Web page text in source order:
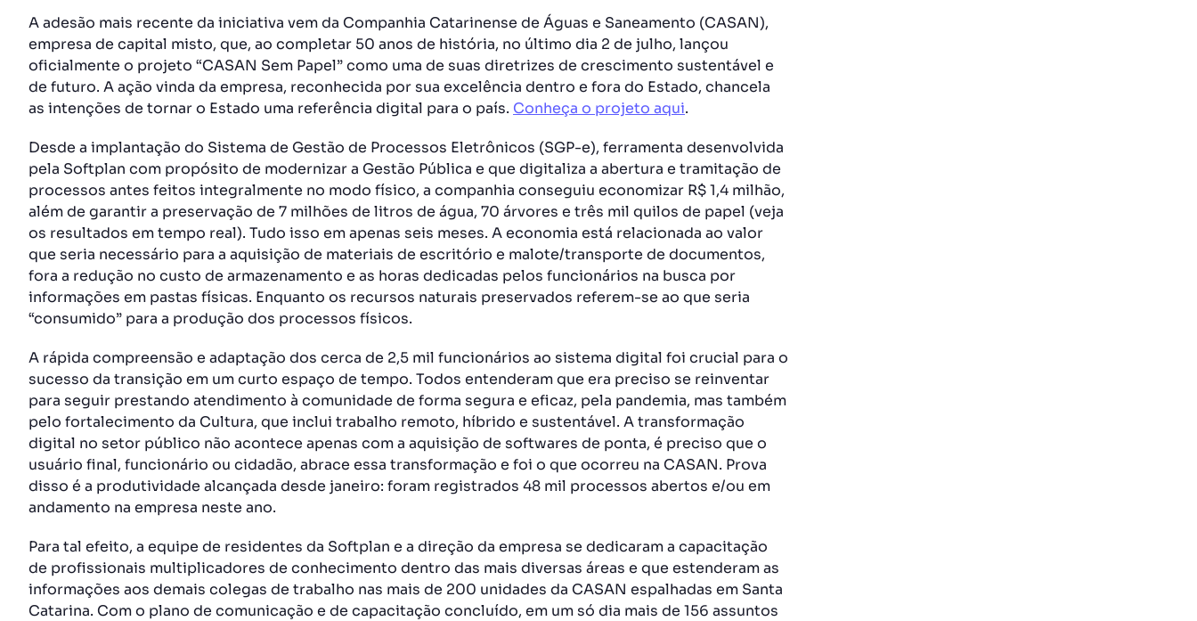
A adesão mais recente da iniciativa vem da Companhia Catarinense de Águas e Saneamento (CASAN),
empresa de capital misto, que, ao completar 50 anos de história, no último dia 2 de julho, lançou
oficialmente o projeto “CASAN Sem Papel” como uma de suas diretrizes de crescimento sustentável e
de futuro. A ação vinda da empresa, reconhecida por sua excelência dentro e fora do Estado, chancela
as intenções de tornar o Estado uma referência digital para o país. Conheça o projeto aqui.
Desde a implantação do Sistema de Gestão de Processos Eletrônicos (SGP-e), ferramenta desenvolvida
pela Softplan com propósito de modernizar a Gestão Pública e que digitaliza a abertura e tramitação de
processos antes feitos integralmente no modo físico, a companhia conseguiu economizar R$ 1,4 milhão,
além de garantir a preservação de 7 milhões de litros de água, 70 árvores e três mil quilos de papel (veja
os resultados em tempo real). Tudo isso em apenas seis meses. A economia está relacionada ao valor
que seria necessário para a aquisição de materiais de escritório e malote/transporte de documentos,
fora a redução no custo de armazenamento e as horas dedicadas pelos funcionários na busca por
informações em pastas físicas. Enquanto os recursos naturais preservados referem-se ao que seria
“consumido” para a produção dos processos físicos.
A rápida compreensão e adaptação dos cerca de 2,5 mil funcionários ao sistema digital foi crucial para o
sucesso da transição em um curto espaço de tempo. Todos entenderam que era preciso se reinventar
para seguir prestando atendimento à comunidade de forma segura e eficaz, pela pandemia, mas também
pelo fortalecimento da Cultura, que inclui trabalho remoto, híbrido e sustentável. A transformação
digital no setor público não acontece apenas com a aquisição de softwares de ponta, é preciso que o
usuário final, funcionário ou cidadão, abrace essa transformação e foi o que ocorreu na CASAN. Prova
disso é a produtividade alcançada desde janeiro: foram registrados 48 mil processos abertos e/ou em
andamento na empresa neste ano.
Para tal efeito, a equipe de residentes da Softplan e a direção da empresa se dedicaram a capacitação
de profissionais multiplicadores de conhecimento dentro das mais diversas áreas e que estenderam as
informações aos demais colegas de trabalho nas mais de 200 unidades da CASAN espalhadas em Santa
Catarina. Com o plano de comunicação e de capacitação concluído, em um só dia mais de 156 assuntos